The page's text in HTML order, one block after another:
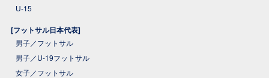
U-15
[フットサル日本代表]
男子／フットサル
男子／U-19フットサル
女子／フットサル